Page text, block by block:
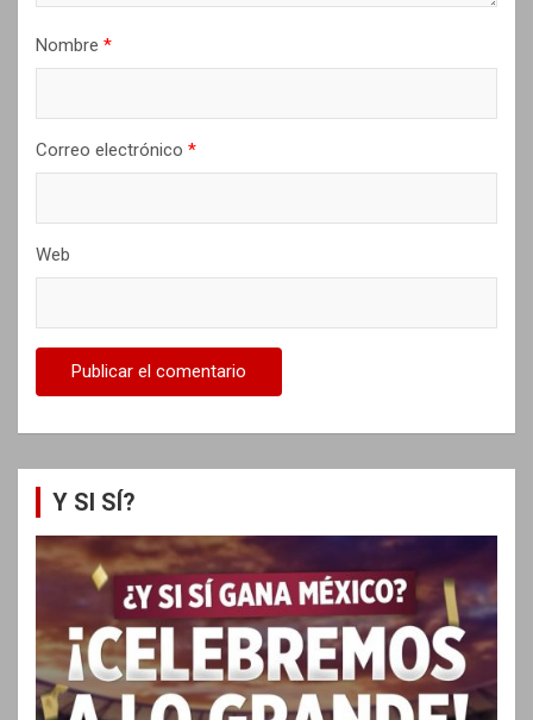
Nombre *
Correo electrónico *
Web
Y SI SÍ?